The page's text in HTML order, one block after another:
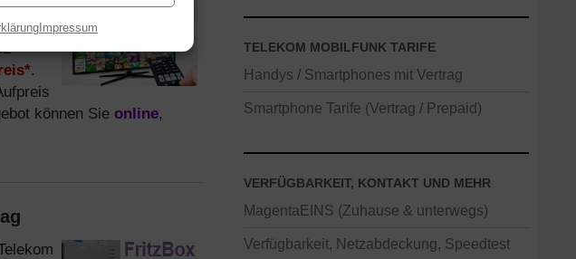
Impressum
einer
Wenn
.
können Sie online,
TELEKOM MOBILFUNK TARIFE
Handys / Smartphones mit Vertrag
Smartphone Tarife (Vertrag / Prepaid)
VERFÜGBARKEIT, KONTAKT UND MEHR
MagentaEINS (Zuhause & unterwegs)
Verfügbarkeit, Netzabdeckung, Speedtest